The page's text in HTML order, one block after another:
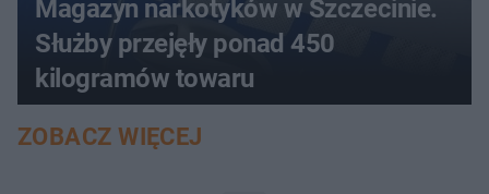
Magazyn narkotyków w Szczecinie.
Służby przejęły ponad 450
kilogramów towaru
ZOBACZ WIĘCEJ